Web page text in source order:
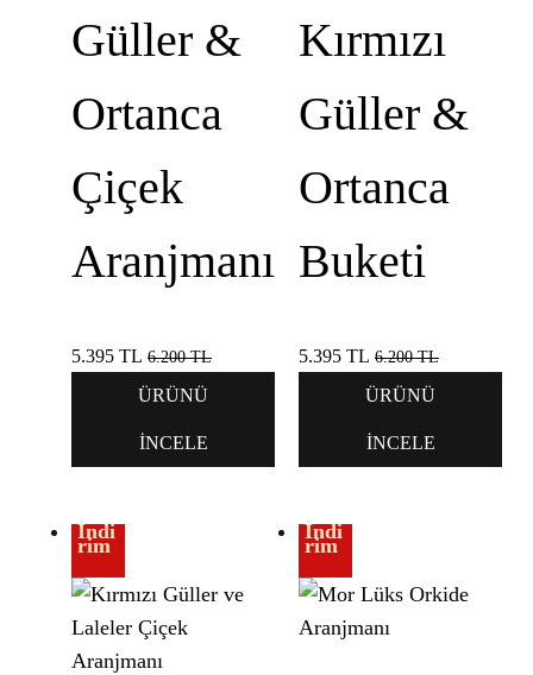
Güller &
Ortanca
Çiçek
Aranjmanı
5.395 TL 6.200TL
ÜRÜNÜ
İNCELE
Kırmızı
Güller &
Ortanca
Buketi
5.395 TL 6.200TL
ÜRÜNÜ
İNCELE
İndi
rim
İndi
rim